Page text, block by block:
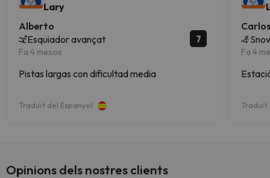
Lary
Alberto
Esquiador avançat
Fa 4 mesos
7
Pistas largas con dificultad media
Traduït del Espanyol
Fa 4
Traduït
Opinions dels nostres clients